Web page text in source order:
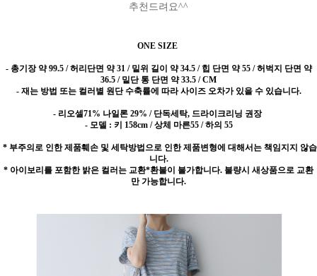
추천드려요^^
ONE SIZE
- 총기장 약 99.5 / 허리단면 약 31 / 밑위 길이 약 34.5 / 힙 단면 약 55 / 허벅지 단면 약
36.5 / 밑단 통 단면 약 33.5 / CM
- 재는 방법 또는 컬러별 원단 수축률에 따라 사이즈 오차가 있을 수 있습니다.
- 리오셀71% 나일론 29% / 단독세탁, 드라이크리닝 권장
- 모델 : 키 158cm / 상체 마른55 / 하의 55
* 부주의로 인한 제품훼손 및 세탁방법으로 인한 제품변형에 대해서는 책임지지 않습
니다.
* 아이보리를 포함한 밝은 컬러는 교환*환불이 불가합니다. 불량시 새상품으로 교환
만 가능합니다.